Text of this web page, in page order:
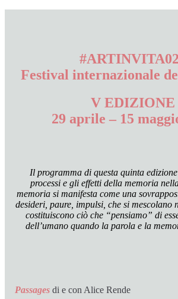
Festival internazionale
V EDIZIONE
29 aprile – 15
Il programma di questa quinta
processi e gli effetti della memoria
memoria si manifesta come una
desideri, paure, impulsi, che si mescolano
costituiscono ciò che “pensiamo” di
dell’umano quando la parola e la
Passages di e con Alice Rende